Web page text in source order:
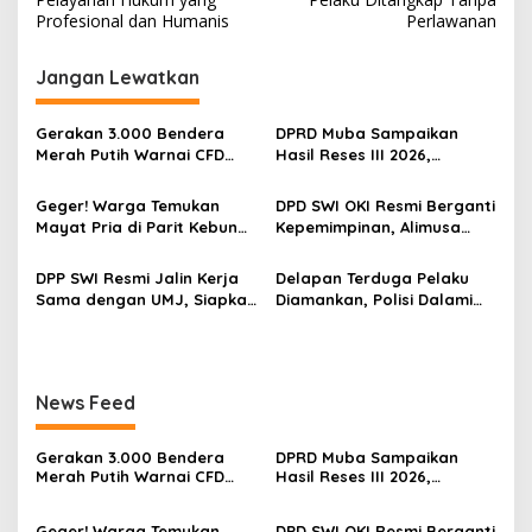
v
g
a
s
p
o
s
Profesional dan Humanis
Perlawanan
Jangan Lewatkan
Gerakan 3.000 Bendera
Merah Putih Warnai CFD
HUT Ke-81 RI dengan
Semangat Persatuan
DPRD Muba Sampaikan
Hasil Reses III 2026,
Agenda Pembangunan
Geger! Warga Temukan
Mayat Pria di Parit Kebun
Lakukan Penyelidikan
Intensif
DPD SWI OKI Resmi Berganti
Kepemimpinan, Alimusa
Periode 2026–2031
DPP SWI Resmi Jalin Kerja
Sama dengan UMJ, Siapkan
Delapan Terduga Pelaku
Diamankan, Polisi Dalami
News Feed
Gerakan 3.000 Bendera
Merah Putih Warnai CFD
DPRD Muba Sampaikan
Hasil Reses III 2026,